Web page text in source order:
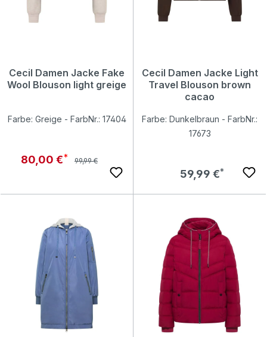
Cecil Damen Jacke Fake
Wool Blouson light greige
Farbe: Greige - FarbNr.: 17404
Verkaufspreis:
80,00 € Regulärer Preis:
99,99 €
Cecil Damen Jacke Light
Travel Blouson brown
cacao
Farbe: Dunkelbraun - FarbNr.:
17673
Regulärer Preis:
59,99 €